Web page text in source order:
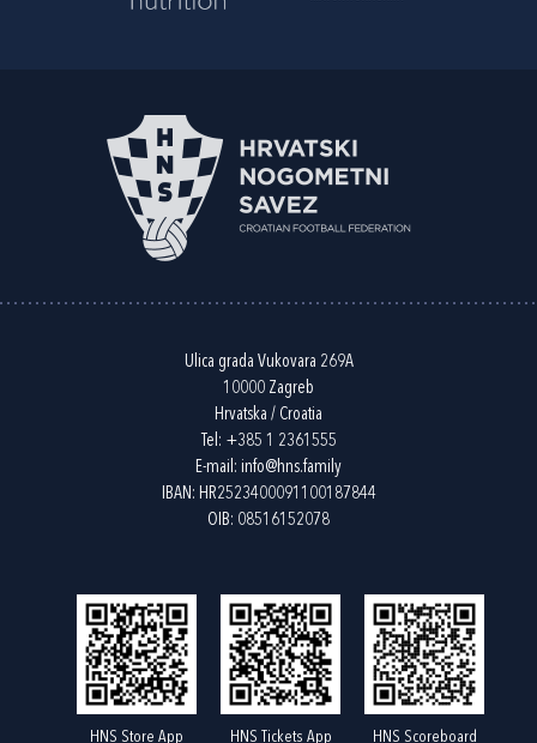
Ulica grada Vukovara 269A
10000 Zagreb
Hrvatska / Croatia
Tel: +385 1 2361555
E-mail: info@hns.family
IBAN: HR2523400091100187844
OIB: 08516152078
HNS Store App HNS Tickets App HNS Scoreboard